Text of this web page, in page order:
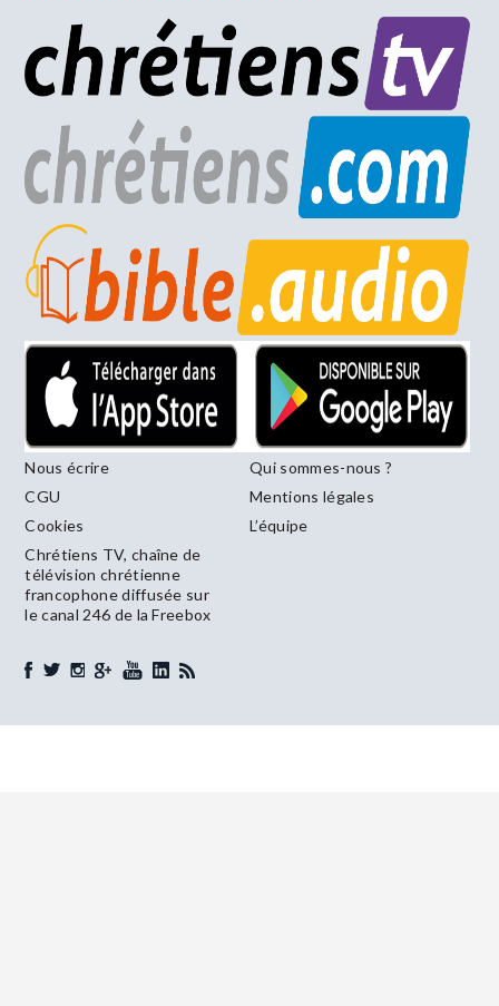
Nous écrire
Qui sommes-nous ?
CGU
Mentions légales
Cookies
L’équipe
Chrétiens TV, chaîne de
télévision chrétienne
francophone diffusée sur
le canal 246 de la Freebox